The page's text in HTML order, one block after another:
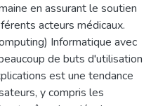
en assurant le soutien
acteurs médicaux.
Informatique avec
de buts d'utilisation
est une tendance
y compris les